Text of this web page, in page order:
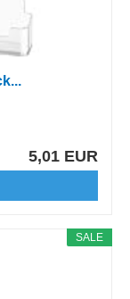
5,01 EUR
SALE